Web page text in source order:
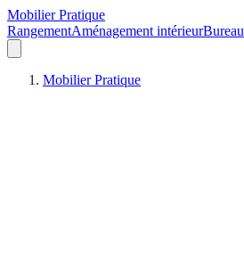
Mobilier Pratique
RangementAménagement intérieurBureau
Mobilier Pratique